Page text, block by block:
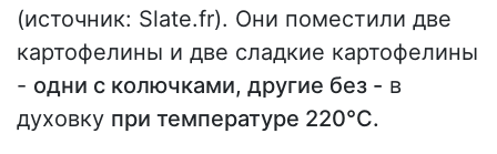
(источник: Slate.fr). Они поместили две
картофелины и две сладкие картофелины
- одни с колючками, другие без - в
духовку при температуре 220°C.